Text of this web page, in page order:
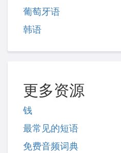
葡萄牙语
韩语
更多资源
钱
最常见的短语
免费音频词典